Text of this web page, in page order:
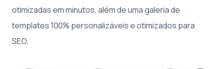
otimizadas em minutos, além de uma galeria de
templates 100% personalizáveis e otimizados para
SEO.